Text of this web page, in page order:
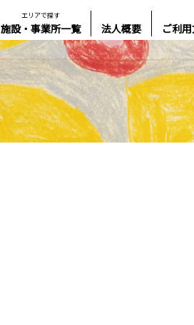
エリアで探す
施設・事業所一覧 法人概要 ご利